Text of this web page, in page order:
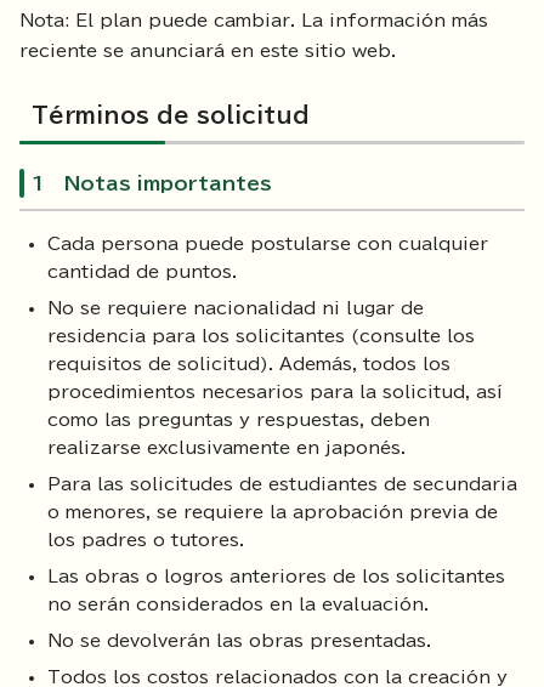
Nota: El plan puede cambiar. La información más
reciente se anunciará en este sitio web.
Términos de solicitud
1 Notas importantes
Cada persona puede postularse con cualquier
cantidad de puntos.
No se requiere nacionalidad ni lugar de
residencia para los solicitantes (consulte los
requisitos de solicitud). Además, todos los
procedimientos necesarios para la solicitud, así
como las preguntas y respuestas, deben
realizarse exclusivamente en japonés.
Para las solicitudes de estudiantes de secundaria
o menores, se requiere la aprobación previa de
los padres o tutores.
Las obras o logros anteriores de los solicitantes
no serán considerados en la evaluación.
No se devolverán las obras presentadas.
Todos los costos relacionados con la creación y